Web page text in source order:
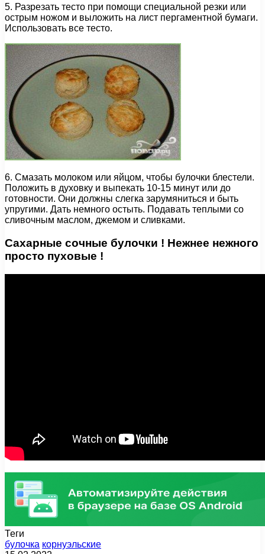
5. Разрезать тесто при помощи специальной резки или
острым ножом и выложить на лист пергаментной бумаги.
Использовать все тесто.
6. Смазать молоком или яйцом, чтобы булочки блестели.
Положить в духовку и выпекать 10-15 минут или до
готовности. Они должны слегка зарумяниться и быть
упругими. Дать немного остыть. Подавать теплыми со
сливочным маслом, джемом и сливками.
Сахарные сочные булочки ! Нежнее нежного
просто пуховые !
Теги
булочка корнуэльские